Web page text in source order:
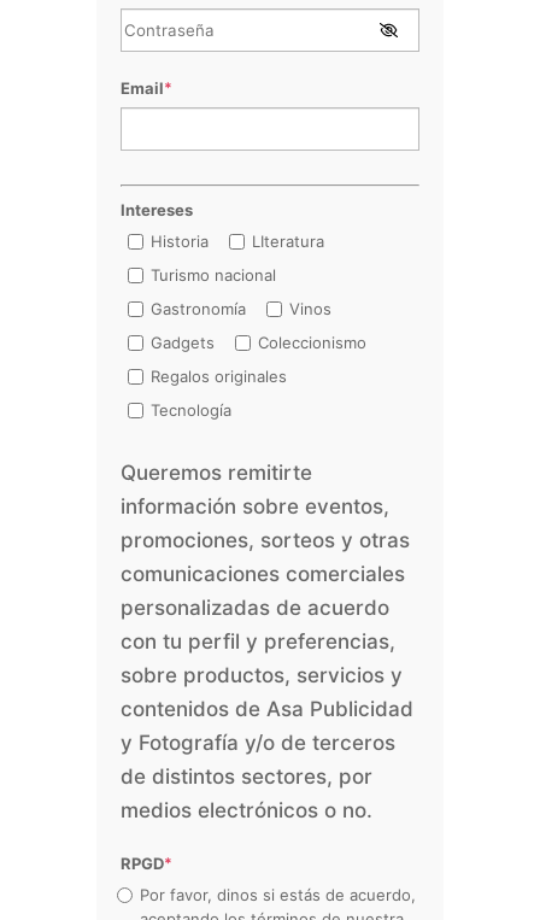
Email*
Intereses
Historia
LIteratura
Turismo nacional
Gastronomía
Vinos
Gadgets
Coleccionismo
Regalos originales
Tecnología
Queremos remitirte
información sobre eventos,
promociones, sorteos y otras
comunicaciones comerciales
personalizadas de acuerdo
con tu perfil y preferencias,
sobre productos, servicios y
contenidos de Asa Publicidad
y Fotografía y/o de terceros
de distintos sectores, por
medios electrónicos o no.
RPGD*
Por favor, dinos si estás de acuerdo,